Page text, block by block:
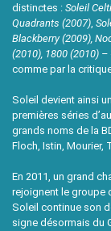
distinctes : Soleil
Quadrants (2007),
Blackberry (2009),
(2010), 1800 (2010) –
comme par la
Soleil devient ainsi
premières séries
grands noms de la
Floch, Istin, Mourier,
En 2011, un grand
rejoignent le groupe
Soleil continue son
signe désormais du